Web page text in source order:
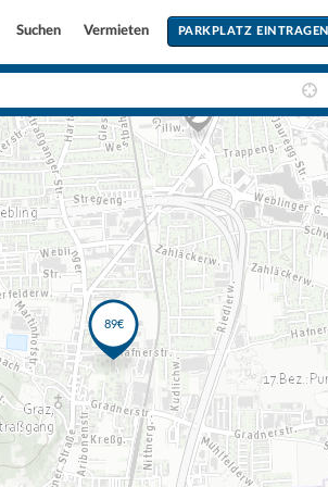
Suchen Vermieten PARKPLATZ EINTRAGEN